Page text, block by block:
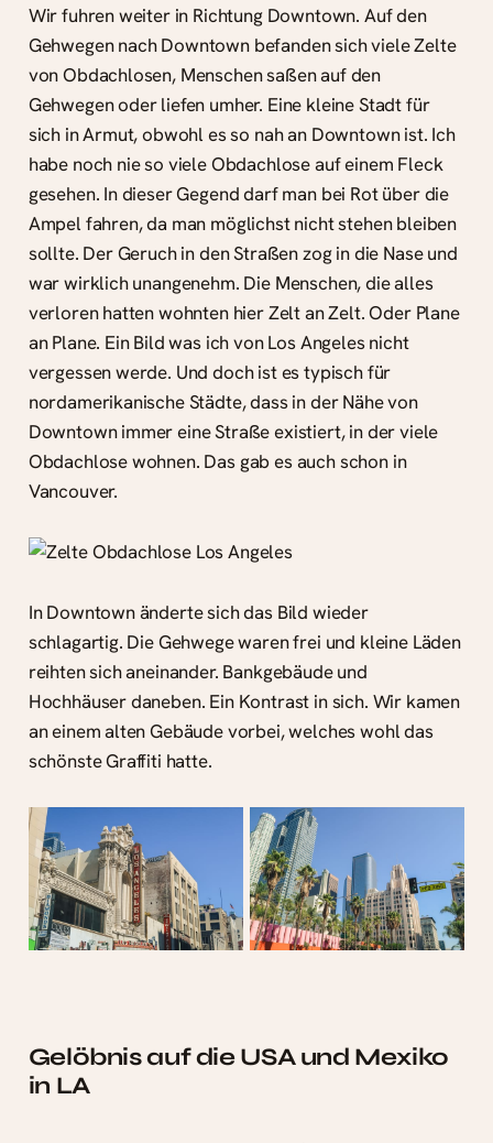
Wir fuhren weiter in Richtung Downtown. Auf den
Gehwegen nach Downtown befanden sich viele Zelte
von Obdachlosen, Menschen saßen auf den
Gehwegen oder liefen umher. Eine kleine Stadt für
sich in Armut, obwohl es so nah an Downtown ist. Ich
habe noch nie so viele Obdachlose auf einem Fleck
gesehen. In dieser Gegend darf man bei Rot über die
Ampel fahren, da man möglichst nicht stehen bleiben
sollte. Der Geruch in den Straßen zog in die Nase und
war wirklich unangenehm. Die Menschen, die alles
verloren hatten wohnten hier Zelt an Zelt. Oder Plane
an Plane. Ein Bild was ich von Los Angeles nicht
vergessen werde. Und doch ist es typisch für
nordamerikanische Städte, dass in der Nähe von
Downtown immer eine Straße existiert, in der viele
Obdachlose wohnen. Das gab es auch schon in
Vancouver.
In Downtown änderte sich das Bild wieder
schlagartig. Die Gehwege waren frei und kleine Läden
reihten sich aneinander. Bankgebäude und
Hochhäuser daneben. Ein Kontrast in sich. Wir kamen
an einem alten Gebäude vorbei, welches wohl das
schönste Graffiti hatte.
Gelöbnis auf die USA und Mexiko
in LA